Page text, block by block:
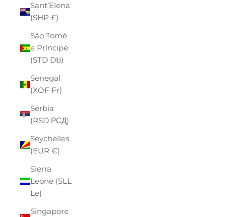
Sant’Elena
(SHP £)
São Tomé
e Príncipe
(STD Db)
Senegal
(XOF Fr)
Serbia
(RSD РСД)
Seychelles
(EUR €)
Sierra
Leone (SLL
Le)
Singapore